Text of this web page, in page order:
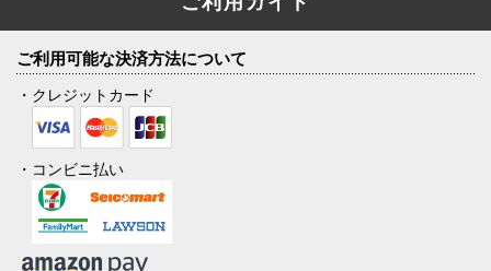
ご利用可能な決済方法について
・クレジットカード
・コンビニ払い